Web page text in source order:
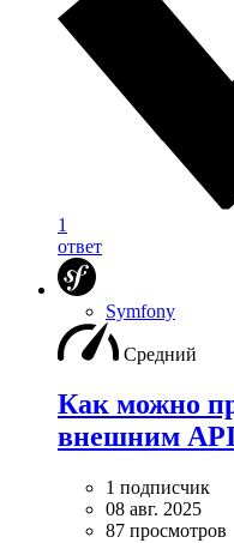
1
ответ
Symfony
Средний
Как можно
внешним
1 подписчик
08 авг. 2025
87 просмотров